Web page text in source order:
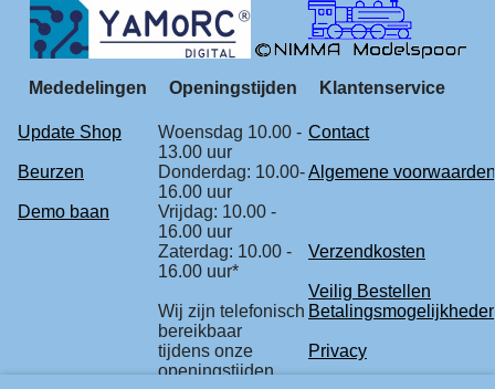
Mededelingen Openingstijden Klantenservice
Update Shop
Woensdag 10.00 -
13.00 uur
Contact
Beurzen
Donderdag: 10.00-
16.00 uur
Algemene voorwaarden
Demo baan
Vrijdag: 10.00 -
16.00 uur
Zaterdag: 10.00 -
16.00 uur*
Verzendkosten
Veilig Bestellen
Wij zijn telefonisch
bereikbaar
tijdens onze
openingstijden.
Privacy